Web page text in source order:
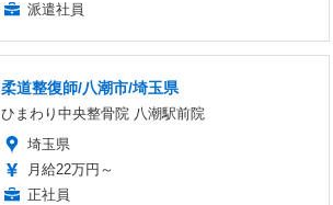
派遣社員
柔道整復師/八潮市/埼玉県
ひまわり中央整骨院 八潮駅前院
埼玉県
月給22万円～
正社員